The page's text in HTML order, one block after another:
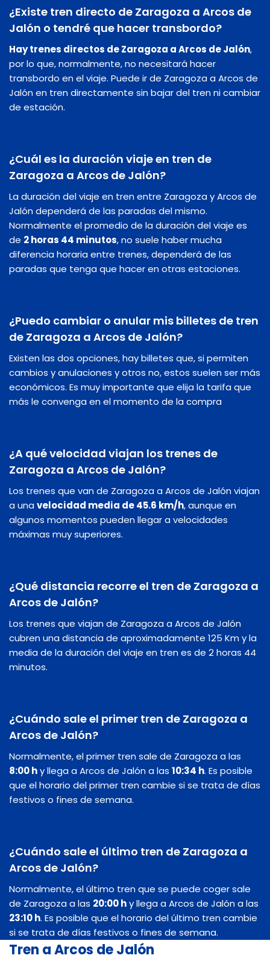
¿Existe tren directo de Zaragoza a Arcos de
Jalón o tendré que hacer transbordo?
Hay trenes directos de Zaragoza a Arcos de Jalón,
por lo que, normalmente, no necesitará hacer
transbordo en el viaje. Puede ir de Zaragoza a Arcos de
Jalón en tren directamente sin bajar del tren ni cambiar
de estación.
¿Cuál es la duración viaje en tren de
Zaragoza a Arcos de Jalón?
La duración del viaje en tren entre Zaragoza y Arcos de
Jalón dependerá de las paradas del mismo.
Normalmente el promedio de la duración del viaje es
de 2 horas 44 minutos, no suele haber mucha
diferencia horaria entre trenes, dependerá de las
paradas que tenga que hacer en otras estaciones.
¿Puedo cambiar o anular mis billetes de tren
de Zaragoza a Arcos de Jalón?
Existen las dos opciones, hay billetes que, si permiten
cambios y anulaciones y otros no, estos suelen ser más
económicos. Es muy importante que elija la tarifa que
más le convenga en el momento de la compra
¿A qué velocidad viajan los trenes de
Zaragoza a Arcos de Jalón?
Los trenes que van de Zaragoza a Arcos de Jalón viajan
a unavelocidad media de 45.6 km/h, aunque en
algunos momentos pueden llegar a velocidades
máximas muy superiores.
¿Qué distancia recorre el tren de Zaragoza a
Arcos de Jalón?
Los trenes que viajan de Zaragoza a Arcos de Jalón
cubren una distancia de aproximadamente 125 Km y la
media de la duración del viaje en tren es de 2 horas 44
minutos.
¿Cuándo sale el primer tren de Zaragoza a
Arcos de Jalón?
Normalmente, el primer tren sale de Zaragoza a las
8:00 hy llega a Arcos de Jalón a las 10:34 h. Es posible
que el horario del primer tren cambie si se trata de días
festivos o fines de semana.
¿Cuándo sale el último tren de Zaragoza a
Arcos de Jalón?
Normalmente, el último tren que se puede coger sale
de Zaragoza a las 20:00 hy llega a Arcos de Jalón a las
23:10 h. Es posible que el horario del último tren cambie
si se trata de días festivos o fines de semana.
Tren a Arcos de Jalón